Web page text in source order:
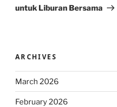
untuk Liburan Bersama
ARCHIVES
March 2026
February 2026